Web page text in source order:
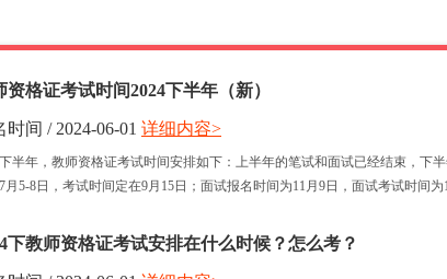
资格证考试时间2024下半年（新）
时间 / 2024-06-01
半年，教师资格证考试时间安排如下：上半年的笔试和面试已经结束，下
月5-8日，考试时间定在9月15日；面试报名时间为11月9日，面试考试时间为
详细内容>
下教师资格证考试安排在什么时候？怎么考？